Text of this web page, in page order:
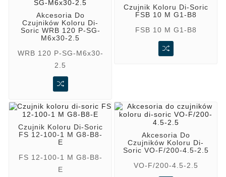
Akcesoria Do
Czujników Koloru Di-
Soric WRB 120 P-SG-
M6x30-2.5
WRB 120 P-SG-M6x30-
2.5
Czujnik Koloru Di-Soric
FSB 10 M G1-B8
FSB 10 M G1-B8
Czujnik Koloru Di-Soric
FS 12-100-1 M G8-B8-
E
FS 12-100-1 M G8-B8-
E
Akcesoria Do
Czujników Koloru Di-
Soric VO-F/200-4.5-2.5
VO-F/200-4.5-2.5